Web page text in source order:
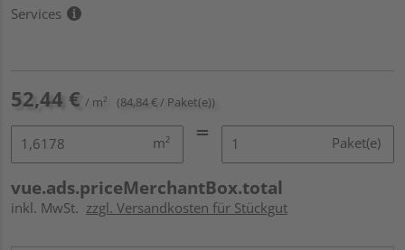
Services
52,44 € / m² (84,84 € / Paket(e))
m² Paket(e)
vue.ads.priceMerchantBox.total
inkl. MwSt. zzgl. Versandkosten für Stückgut